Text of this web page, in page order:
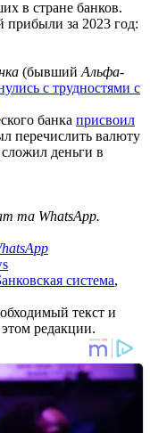
в стране банков.
прибыли за 2023 год:
(бывший Альфа-
с трудностями с
банка присвоил
перечислить валюту
деньги в
та WhatsApp.
система,
текст и
редакции.